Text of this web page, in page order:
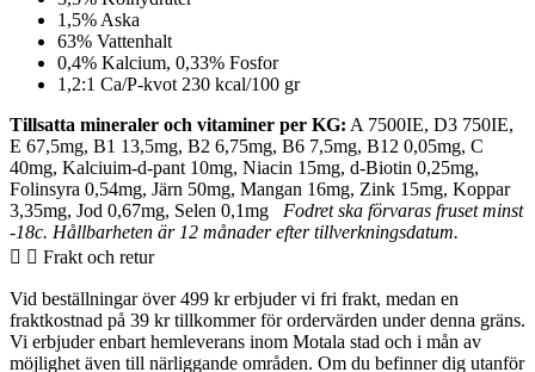
1,5% Aska
63% Vattenhalt
0,4% Kalcium, 0,33% Fosfor
1,2:1 Ca/P-kvot 230 kcal/100 gr
Tillsatta mineraler och vitaminer per KG: A 7500IE, D3 750IE,
E 67,5mg, B1 13,5mg, B2 6,75mg, B6 7,5mg, B12 0,05mg, C
40mg, Kalciuim-d-pant 10mg, Niacin 15mg, d-Biotin 0,25mg,
Folinsyra 0,54mg, Järn 50mg, Mangan 16mg, Zink 15mg, Koppar
3,35mg, Jod 0,67mg, Selen 0,1mg Fodret ska förvaras fruset minst
-18c. Hållbarheten är 12 månader efter tillverkningsdatum.
Frakt och retur
Vid beställningar över 499 kr erbjuder vi fri frakt, medan en
fraktkostnad på 39 kr tillkommer för ordervärden under denna gräns.
Vi erbjuder enbart hemleverans inom Motala stad och i mån av
möjlighet även till närliggande områden. Om du befinner dig utanför